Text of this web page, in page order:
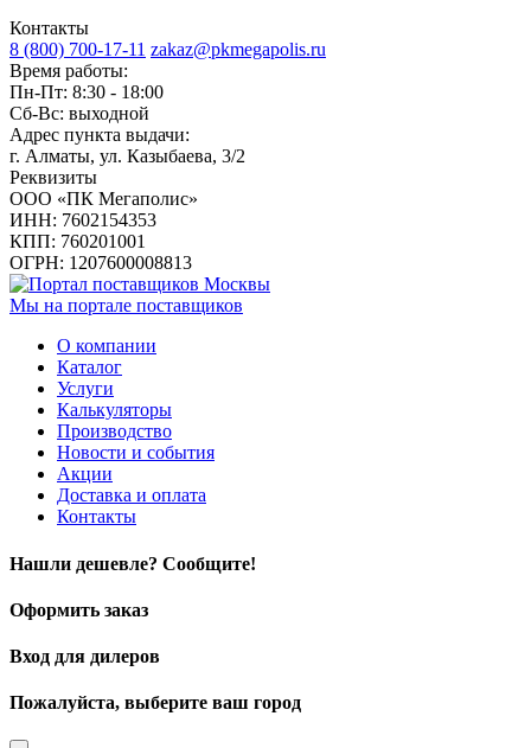
Контакты
8 (800) 700-17-11 zakaz@pkmegapolis.ru
Время работы:
Пн-Пт: 8:30 - 18:00
Сб-Вс: выходной
Адрес пункта выдачи:
г. Алматы, ул. Казыбаева, 3/2
Реквизиты
ООО «ПК Мегаполис»
ИНН: 7602154353
КПП: 760201001
ОГРН: 1207600008813
Мы на портале поставщиков
О компании
Каталог
Услуги
Калькуляторы
Производство
Новости и события
Акции
Доставка и оплата
Контакты
Нашли дешевле? Сообщите!
Оформить заказ
Вход для дилеров
Пожалуйста, выберите ваш город